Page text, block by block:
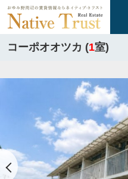
コーポオオツカ (1室)